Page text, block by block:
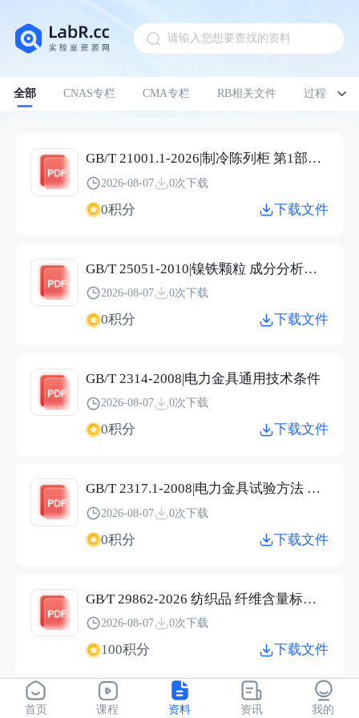
请输入您想要查找的资料
全部 CNAS专栏 CMA专栏 RB相关文件 过程管理
Pull down to refresh
GB/T 21001.1-2026|制冷陈列柜 第1部分：术语
2026-08-07 0次下载
0积分 下载文件
GB/T 25051-2010|镍铁颗粒 成分分析用样品的采取
2026-08-07 0次下载
0积分 下载文件
GB/T 2314-2008|电力金具通用技术条件
2026-08-07 0次下载
0积分 下载文件
GB/T 2317.1-2008|电力金具试验方法 第1部分：机械试验
2026-08-07 0次下载
0积分 下载文件
GB∕T 29862-2026 纺织品 纤维含量标识技术规范.pdf
2026-08-07 0次下载
100积分 下载文件
JC/T 2304-2015|建筑用保温隔热玻璃技术条件
首页 课程 资料 资讯 我的